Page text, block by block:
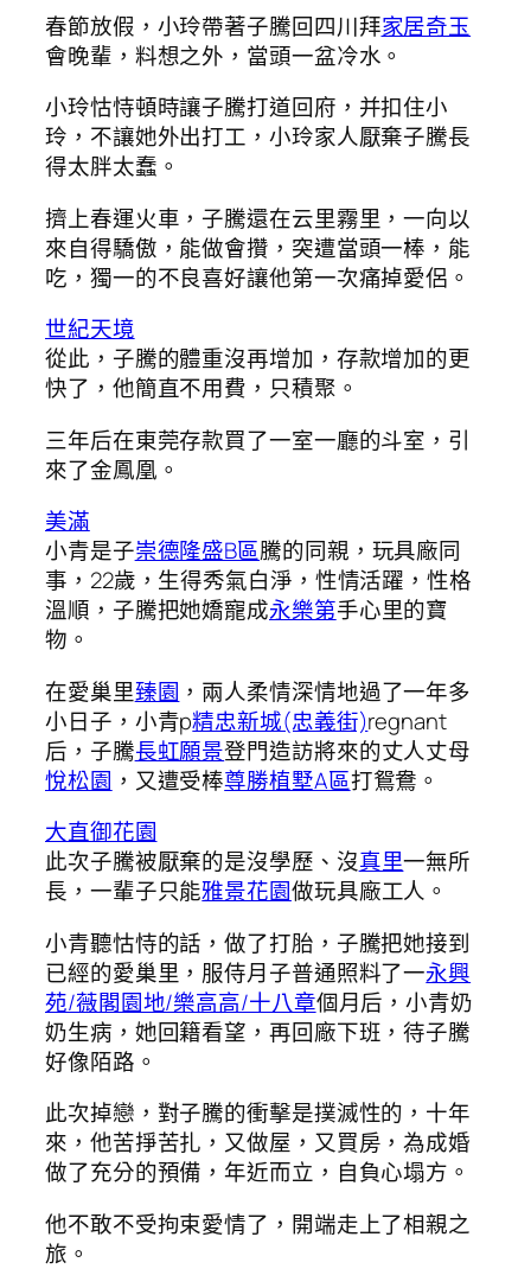
春節放假，小玲帶著子騰回四川拜家居奇玉
會晚輩，料想之外，當頭一盆冷水。
小玲怙恃頓時讓子騰打道回府，并扣住小
玲，不讓她外出打工，小玲家人厭棄子騰長
得太胖太蠢。
擠上春運火車，子騰還在云里霧里，一向以
來自得驕傲，能做會攢，突遭當頭一棒，能
吃，獨一的不良喜好讓他第一次痛掉愛侶。
世紀天境
從此，子騰的體重沒再增加，存款增加的更
快了，他簡直不用費，只積聚。
三年后在東莞存款買了一室一廳的斗室，引
來了金鳳凰。
美滿
小青是子崇德隆盛B區騰的同親，玩具廠同
事，22歲，生得秀氣白淨，性情活躍，性格
溫順，子騰把她嬌寵成永樂第手心里的寶
物。
在愛巢里臻園 ，兩人柔情深情地過了一年多
小日子，小青p精忠新城(忠義街)regnant
后，子騰長虹願景登門造訪將來的丈人丈母
悅松園 ，又遭受棒尊勝植墅A區打鴛鴦。
大直御花園
此次子騰被厭棄的是沒學歷、沒真里一無所
長，一輩子只能雅景花園做玩具廠工人。
小青聽怙恃的話，做了打胎，子騰把她接到
已經的愛巢里，服侍月子普通照料了一永興
苑/薇閣園地/樂高高/十八章個月后，小青奶
奶生病，她回籍看望，再回廠下班，待子騰
好像陌路。
此次掉戀，對子騰的衝擊是撲滅性的，十年
來，他苦掙苦扎，又做屋，又買房，為成婚
做了充分的預備，年近而立，自負心塌方。
他不敢不受拘束愛情了，開端走上了相親之
旅。